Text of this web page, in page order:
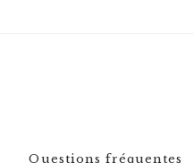
Questions fréquentes